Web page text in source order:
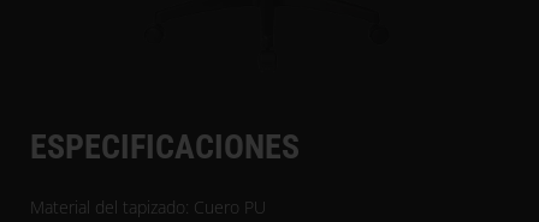
ESPECIFICACIONES
Material del tapizado: Cuero PU